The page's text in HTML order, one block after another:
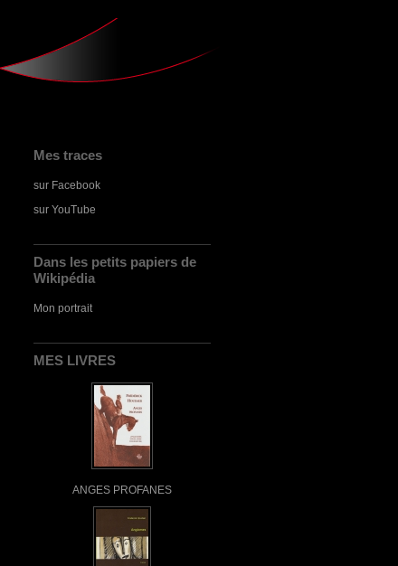
Mes traces
sur Facebook
sur YouTube
Dans les petits papiers de
Wikipédia
Mon portrait
MES LIVRES
ANGES PROFANES